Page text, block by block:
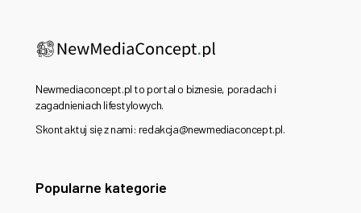
Newmediaconcept.pl to portal o biznesie, poradach i
zagadnieniach lifestylowych.
Skontaktuj się z nami: redakcja@newmediaconcept.pl.
Popularne kategorie